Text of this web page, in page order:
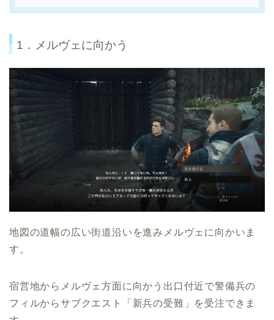
1．メルヴェに向かう
地図の道幅の広い街道沿いを進みメルヴェに向かいま
す。
宿営地からメルヴェ方面に向かう出口付近で警備兵の
フィルからサブクエスト「新兵の受難」を受注できま